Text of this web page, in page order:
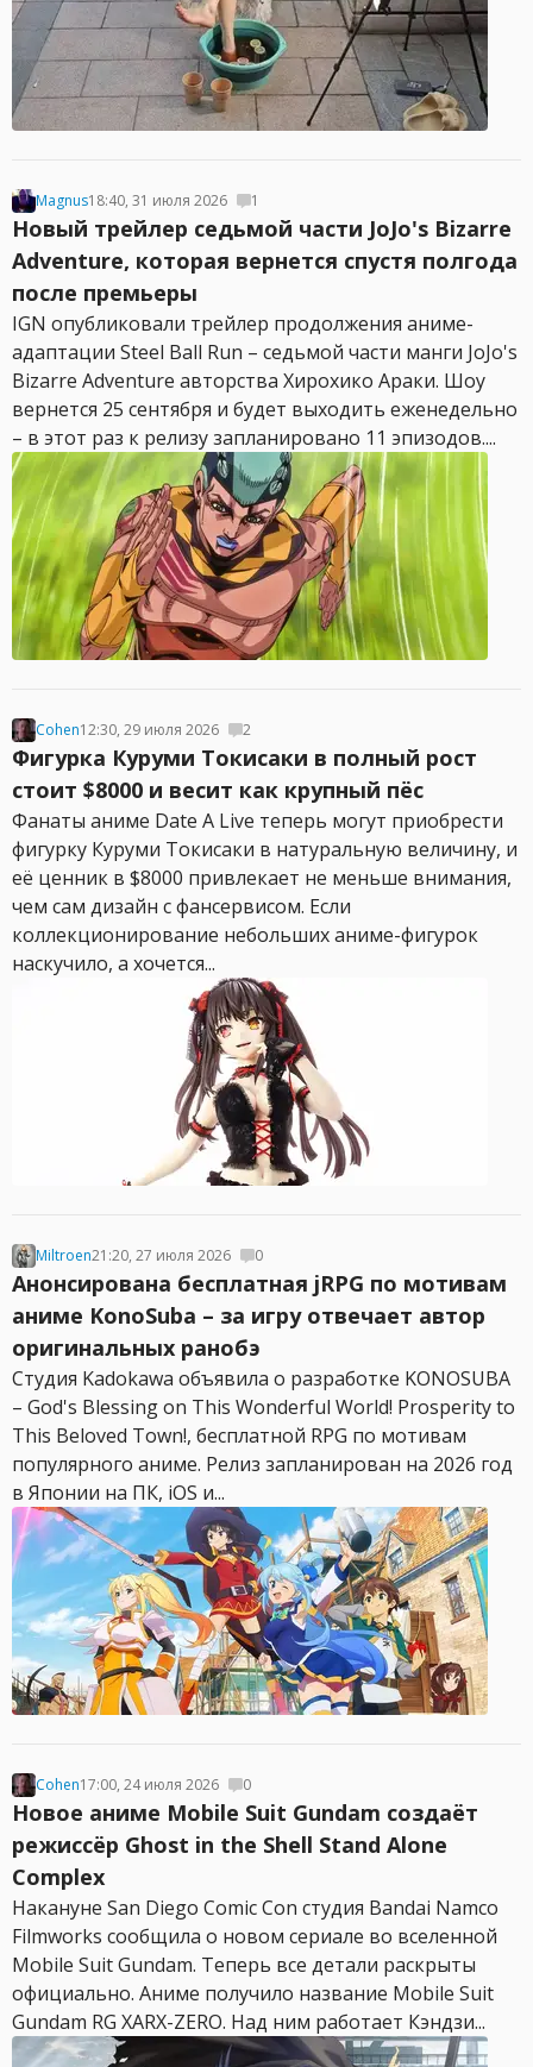
Magnus18:40, 31 июля 2026 1
Новый трейлер седьмой части JoJo's Bizarre
Adventure, которая вернется спустя полгода
после премьеры
IGN опубликовали трейлер продолжения аниме-
адаптации Steel Ball Run – седьмой части манги JoJo's
Bizarre Adventure авторства Хирохико Араки. Шоу
вернется 25 сентября и будет выходить еженедельно
– в этот раз к релизу запланировано 11 эпизодов....
Cohen12:30, 29 июля 2026 2
Фигурка Куруми Токисаки в полный рост
стоит $8000 и весит как крупный пёс
Фанаты аниме Date A Live теперь могут приобрести
фигурку Куруми Токисаки в натуральную величину, и
её ценник в $8000 привлекает не меньше внимания,
чем сам дизайн с фансервисом. Если
коллекционирование небольших аниме-фигурок
наскучило, а хочется...
Miltroen21:20, 27 июля 2026 0
Анонсирована бесплатная jRPG по мотивам
аниме KonoSuba – за игру отвечает автор
оригинальных ранобэ
Студия Kadokawa объявила о разработке KONOSUBA
– God's Blessing on This Wonderful World! Prosperity to
This Beloved Town!, бесплатной RPG по мотивам
популярного аниме. Релиз запланирован на 2026 год
в Японии на ПК, iOS и...
Cohen17:00, 24 июля 2026 0
Новое аниме Mobile Suit Gundam создаёт
режиссёр Ghost in the Shell Stand Alone
Complex
Накануне San Diego Comic Con студия Bandai Namco
Filmworks сообщила о новом сериале во вселенной
Mobile Suit Gundam. Теперь все детали раскрыты
официально. Аниме получило название Mobile Suit
Gundam RG XARX-ZERO. Над ним работает Кэндзи...